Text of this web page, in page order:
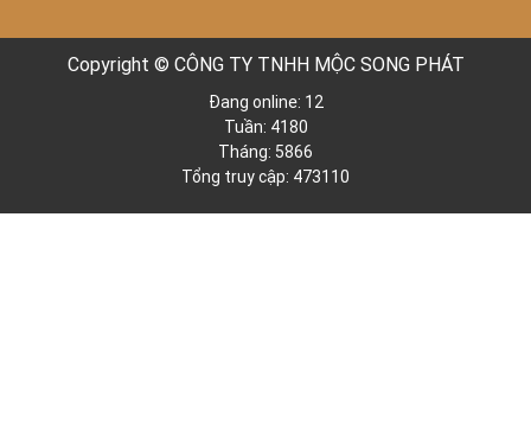
Copyright © CÔNG TY TNHH MỘC SONG PHÁT
Đang online: 12
Tuần: 4180
Tháng: 5866
Tổng truy cập: 473110